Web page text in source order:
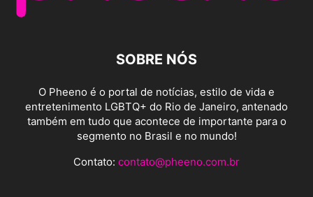
SOBRE NÓS
O Pheeno é o portal de notícias, estilo de vida e
entretenimento LGBTQ+ do Rio de Janeiro, antenado
também em tudo que acontece de importante para o
segmento no Brasil e no mundo!
Contato: contato@pheeno.com.br